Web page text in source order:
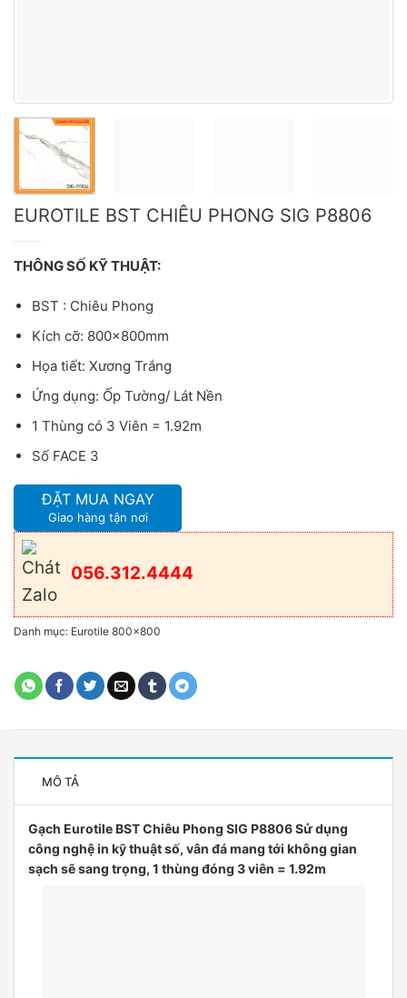
EUROTILE BST CHIÊU PHONG SIG P8806
THÔNG SỐ KỸ THUẬT:
BST : Chiêu Phong
Kích cỡ: 800x800mm
Họa tiết: Xương Trắng
Ứng dụng: Ốp Tường/ Lát Nền
1 Thùng có 3 Viên = 1.92m
Số FACE 3
ĐẶT MUA NGAY
Giao hàng tận nơi
056.312.4444
Danh mục: Eurotile 800x800
MÔ TẢ
Gạch Eurotile BST Chiêu Phong SIG P8806 Sử dụng
công nghệ in kỹ thuật số, vân đá mang tới không gian
sạch sẽ sang trọng, 1 thùng đóng 3 viên = 1.92m